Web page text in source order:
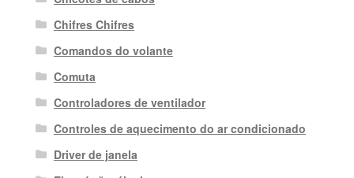
Chifres Chifres
Comandos do volante
Comuta
Controladores de ventilador
Controles de aquecimento do ar condicionado
Driver de janela